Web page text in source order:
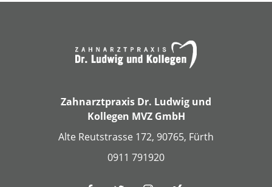
Zahnarztpraxis Dr. Ludwig und
Kollegen MVZ GmbH
Alte Reutstrasse 172, 90765, Fürth
0911 791920